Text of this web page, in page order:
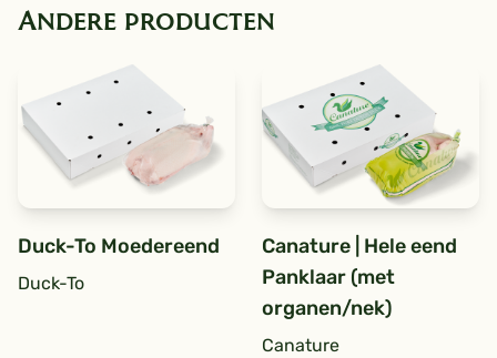
Andere producten
Duck-To Moedereend
Duck-To
Canature | Hele eend
Panklaar (met
organen/nek)
Canature